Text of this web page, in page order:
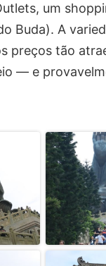
um
Buda). A
preços tão
— e